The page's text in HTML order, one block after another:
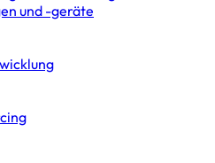
und -geräte